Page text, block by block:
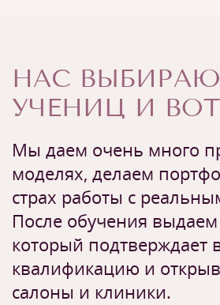
НАС
УЧЕНИЦ И
Мы даем очень много
моделях, делаем
страх работы с
После обучения
который подтверждает
квалификацию и
салоны и клиники.